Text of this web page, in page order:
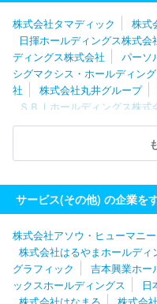
株式会社タマディック
株式
日揮ホールディングス株式会
ディングス株式会社
パーソ
シグマクシス・ホールディン
社
株式会社丸井グループ
ＳＢＩホールディングス株式
ィット・ワン
株式会社レイ
ディップ株式会社
カルシステム株式会社
ム株式会社
ＧＭＯペイメン
ルディングス株式会社
株式
博報堂プロダクツ
ソーバル
サービス(その他) の企業を
株式会社アソウ・ヒューマニ
株式会社はるやまホールディ
グラフィック
吉本興業ホー
ックスホールディングス
日